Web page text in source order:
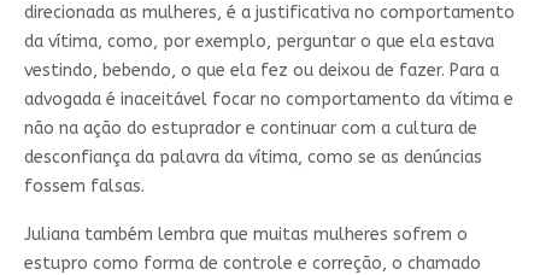
direcionada as mulheres, é a justificativa no comportamento
da vítima, como, por exemplo, perguntar o que ela estava
vestindo, bebendo, o que ela fez ou deixou de fazer. Para a
advogada é inaceitável focar no comportamento da vítima e
não na ação do estuprador e continuar com a cultura de
desconfiança da palavra da vítima, como se as denúncias
fossem falsas.
Juliana também lembra que muitas mulheres sofrem o
estupro como forma de controle e correção, o chamado